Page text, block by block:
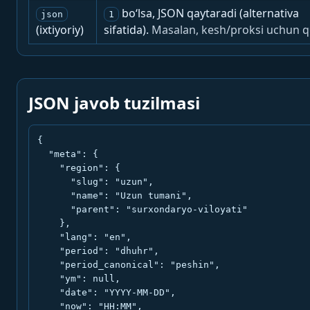
json
(ixtiyoriy)
1
bo‘lsa, JSON qaytaradi (alternativa
sifatida). Masalan, kesh/proksi uchun
JSON javob tuzilmasi
{
  "meta": {
    "region": {
      "slug": "uzun",
      "name": "Uzun tumani",
      "parent": "surxondaryo-viloyati"
    },
    "lang": "en",
    "period": "dhuhr",
    "period_canonical": "peshin",
    "ym": null,
    "date": "YYYY-MM-DD",
    "now": "HH:MM",